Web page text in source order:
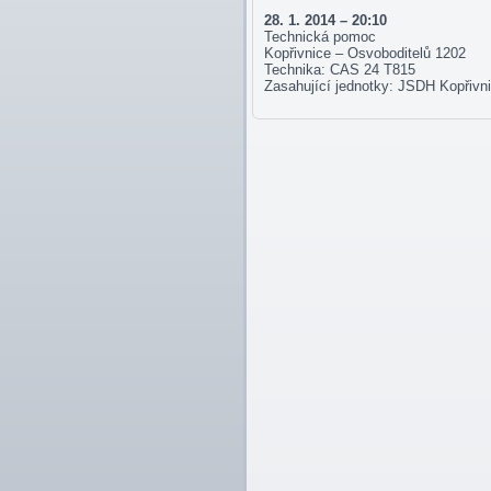
28. 1. 2014 – 20:10
Technická pomoc
Kopřivnice – Osvoboditelů 1202
Technika: CAS 24 T815
Zasahující jednotky: JSDH